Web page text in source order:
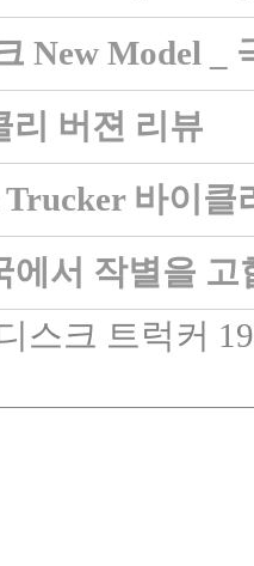
New Model _
리 버젼 리뷰
바이클
에서 작별을 고
스크 트럭커